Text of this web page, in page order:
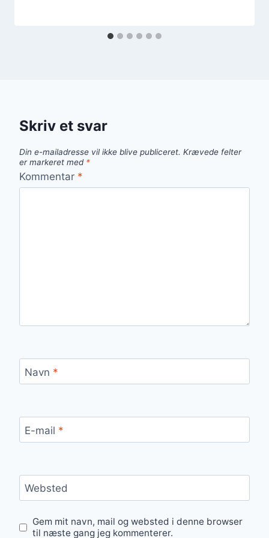
Skriv et svar
Din e-mailadresse vil ikke blive publiceret. Krævede felter
er markeret med *
Kommentar *
Navn *
E-mail *
Websted
Gem mit navn, mail og websted i denne browser
til næste gang jeg kommenterer.